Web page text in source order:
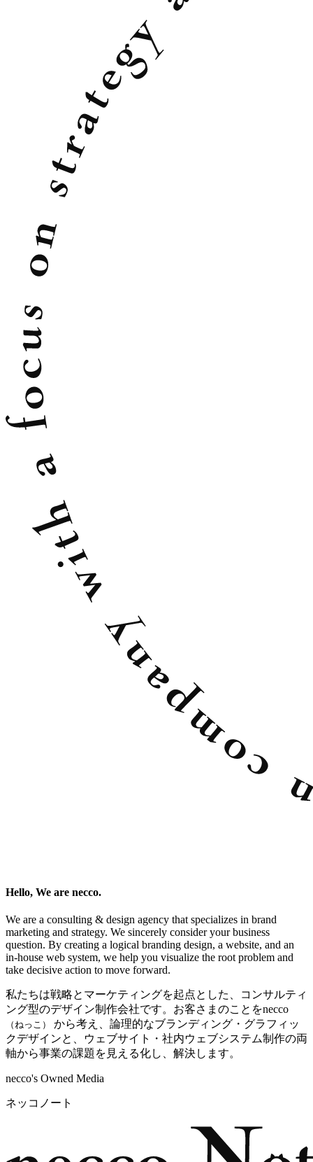
Hello, We are necco.
We are a consulting & design agency that specializes in brand
marketing and strategy. We sincerely consider your business
question. By creating a logical branding design, a website, and an
in-house web system, we help you visualize the root problem and
take decisive action to move forward.
私たちは戦略とマーケティングを起点とした、コンサルティ
ング型のデザイン制作会社です。お客さまのことをnecco
（ねっこ）
から考え、論理的なブランディング・グラフィッ
クデザインと、ウェブサイト・社内ウェブシステム制作の両
軸から事業の課題を見える化し、解決します。
necco's Owned Media
ネッコノート